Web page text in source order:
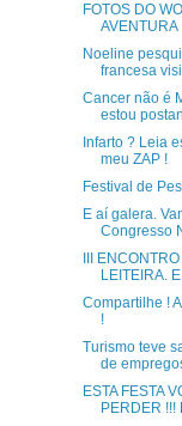
FOTOS DO
AVENTURA
Noeline
francesa
Cancer não é
estou
Infarto ? Leia
meu ZAP !
Festival de
E aí galera.
Congresso
III
LEITEIRA.
Compartilhe !
!
Turismo teve
de
ESTA FESTA
PERDER !!!